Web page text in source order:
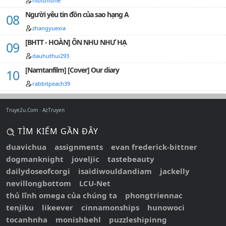
Người yêu tin đồn của sao hạng A
zhangyuexia
[BHTT - HOÀN] ÔN NHU NHƯ HẠ
dauhuthui293
[Namtanfilm] [Cover] Our diary
rabbitpeach39
Truye2u.Com AzTruyen
TÌM KIẾM GẦN ĐÂY
duavichua assignments
evan frederick-bittner
dogmanknight
joveljic
tastebeauty
dailydoseofcorgi
isaidiwouldandiam
jackelly
nevillongbottom
LCU-Net
thủ lĩnh omega của chúng ta
phongtriennac
tenjiku
likeever cinnamonships
hunowoci
tocanhnha
monishbehl puzzleshipinng